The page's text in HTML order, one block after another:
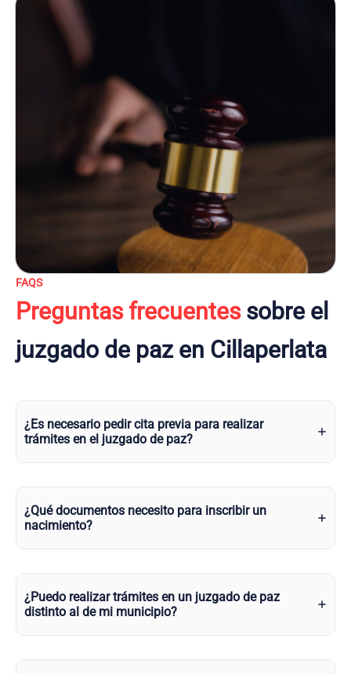
FAQS
Preguntas frecuentessobre el
juzgado de paz en Cillaperlata
¿Es necesario pedir cita previa para realizar
trámites en el juzgado de paz?
¿Qué documentos necesito para inscribir un
nacimiento?
¿Puedo realizar trámites en un juzgado de paz
distinto al de mi municipio?